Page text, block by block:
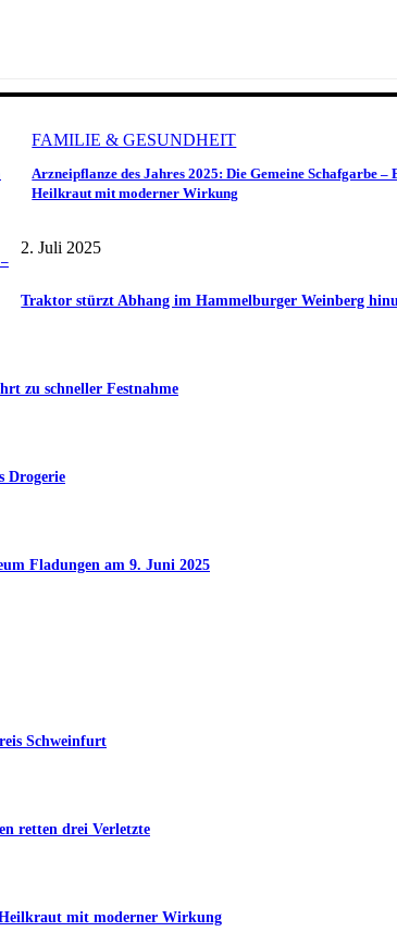
FAMILIE & GESUNDHEIT
Arzneipflanze des Jahres 2025: Die Gemeine Schafgarbe –
Heilkraut mit moderner Wirkung
2. Juli 2025
Traktor stürzt Abhang im Hammelburger Weinberg
zu schneller Festnahme
Drogerie
Fladungen am 9. Juni 2025
Schweinfurt
retten drei Verletzte
Heilkraut mit moderner Wirkung